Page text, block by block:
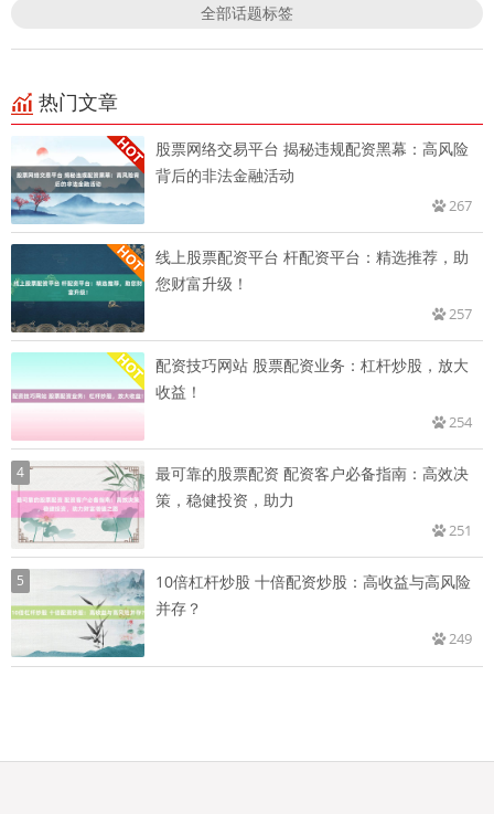
全部话题标签
热门文章
股票网络交易平台 揭秘违规配资黑幕：高风险
背后的非法金融活动
267
线上股票配资平台 杆配资平台：精选推荐，助
您财富升级！
257
配资技巧网站 股票配资业务：杠杆炒股，放大
收益！
254
4
最可靠的股票配资 配资客户必备指南：高效决
策，稳健投资，助力
251
5
10倍杠杆炒股 十倍配资炒股：高收益与高风险
并存？
249